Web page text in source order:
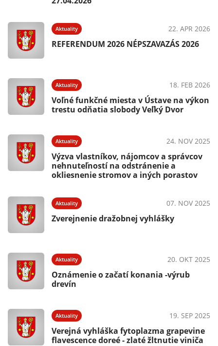
Aktuality 22. APR 2026
REFERENDUM 2026 NÉPSZAVAZÁS 2026
Aktuality 18. FEB 2026
Voľné funkčné miesta v Ústave na výkon
trestu odňatia slobody Veľký Dvor
Aktuality 24. NOV 2025
Výzva vlastníkov, nájomcov a správcov
nehnuteľností na odstránenie a
okliesnenie stromov a iných porastov
Aktuality 07. NOV 2025
Zverejnenie dražobnej vyhlášky
Aktuality 20. OKT 2025
Oznámenie o začatí konania -výrub
drevín
Aktuality 19. SEP 2025
Verejná vyhláška fytoplazma grapevine
flavescence doreé - zlaté žltnutie viniča